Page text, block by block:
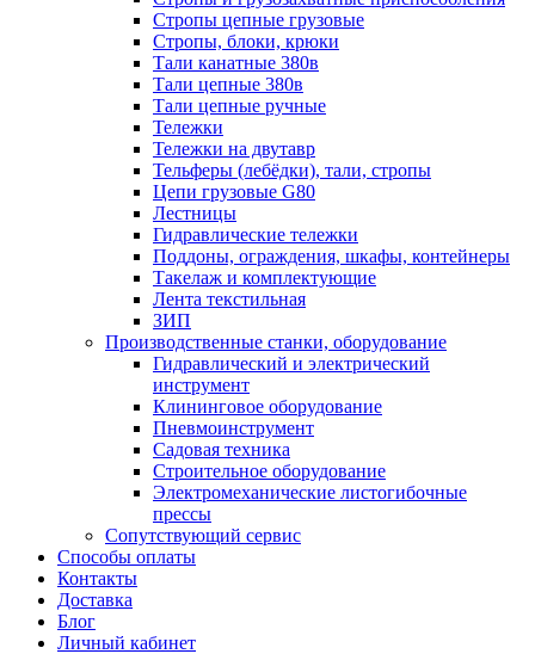
Стропы цепные грузовые
Стропы, блоки, крюки
Тали канатные 380в
Тали цепные 380в
Тали цепные ручные
Тележки
Тележки на двутавр
Тельферы (лебёдки), тали, стропы
Цепи грузовые G80
Лестницы
Гидравлические тележки
Поддоны, ограждения, шкафы, контейнеры
Такелаж и комплектующие
Лента текстильная
ЗИП
Производственные станки, оборудование
Гидравлический и электрический
инструмент
Клининговое оборудование
Пневмоинструмент
Садовая техника
Строительное оборудование
Электромеханические листогибочные
прессы
Сопутствующий сервис
Способы оплаты
Контакты
Доставка
Блог
Личный кабинет